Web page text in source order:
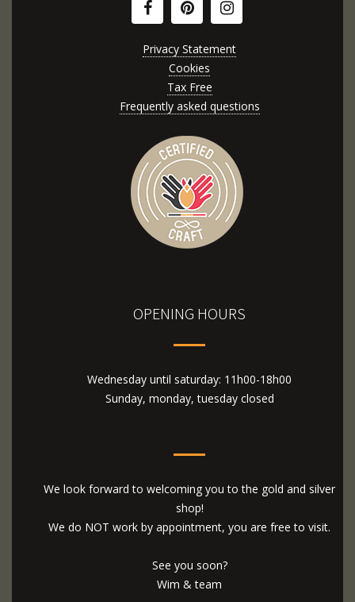
Privacy Statement
Cookies
Tax Free
Frequently asked questions
OPENING HOURS
Wednesday until saturday: 11h00-18h00
Sunday, monday, tuesday closed
We look forward to welcoming you to the gold and silver
shop!
We do NOT work by appointment, you are free to visit.
See you soon?
Wim & team